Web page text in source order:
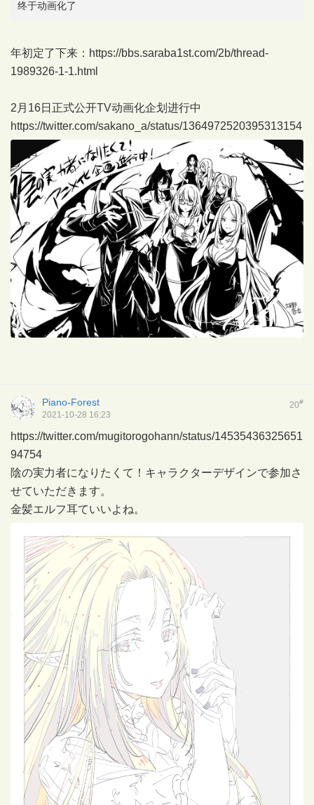
终于动画化了
年初定了下来： https://bbs.saraba1st.com/2b/thread-
1989326-1-1.html
2月16日正式公开TV动画化企划进行中
https://twitter.com/sakano_a/status/1364972520395313154
20#
Piano-Forest
2021-10-28 16:23
https://twitter.com/mugitorogohann/status/14535436325651
94754
陰の実力者になりたくて！キャラクターデザインで参加さ
せていただきます。
金髪エルフ耳ていいよね。